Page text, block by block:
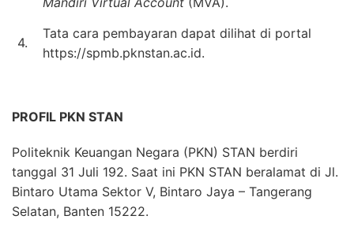
4.
Tata cara pembayaran dapat dilihat di portal
https://spmb.pknstan.ac.id.
PROFIL PKN STAN
Politeknik Keuangan Negara (PKN) STAN berdiri
tanggal 31 Juli 192. Saat ini PKN STAN beralamat di Jl.
Bintaro Utama Sektor V, Bintaro Jaya – Tangerang
Selatan, Banten 15222.